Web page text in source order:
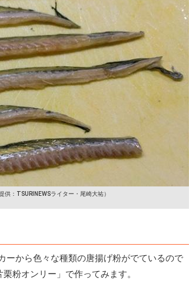
供：TSURINEWSライター・尾崎大祐）
ーから色々な種類の唐揚げ粉がでているので
粉オンリー」で作ってみます。